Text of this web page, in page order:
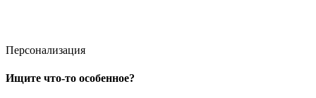
Персонализация
Ищите что-то особенное?